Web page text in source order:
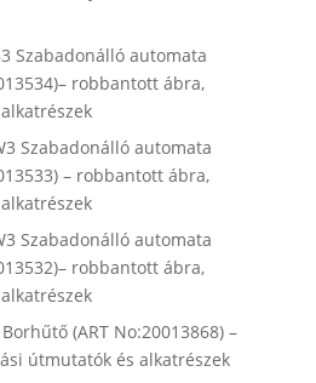
Szabadonálló automata
robbantott ábra,
Szabadonálló automata
– robbantott ábra,
Szabadonálló automata
robbantott ábra,
(ART No:20013868) –
útmutatók és alkatrészek